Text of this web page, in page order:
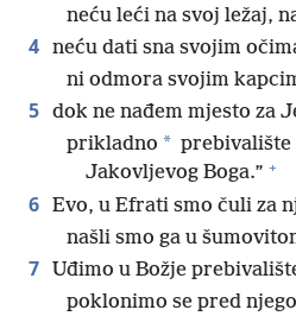
neću leći na svoj ležaj,
4 neću dati sna svojim
ni odmora svojim
5 dok ne nađem mjesto za
prikladno * prebivalište
Jakovljevog Boga.” +
6 Evo, u Efrati smo čuli za
našli smo ga u
7 Uđimo u Božje
poklonimo se pred